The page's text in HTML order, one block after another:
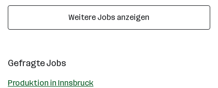
Weitere Jobs anzeigen
Gefragte Jobs
Produktion in Innsbruck